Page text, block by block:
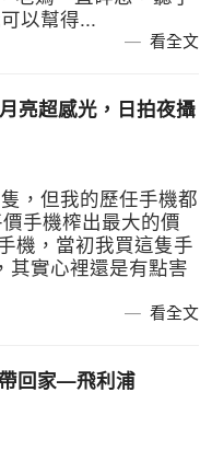
以幫得...
看全文
亮超感光，日拍夜攝
，但我的歷任手機都
手機榨出最大的價
機，當初我買這隻手
其實心裡還是有點害
看全文
回家—飛利浦